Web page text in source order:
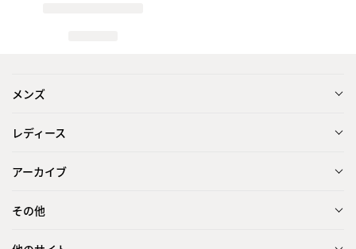
メンズ
レディース
アーカイブ
その他